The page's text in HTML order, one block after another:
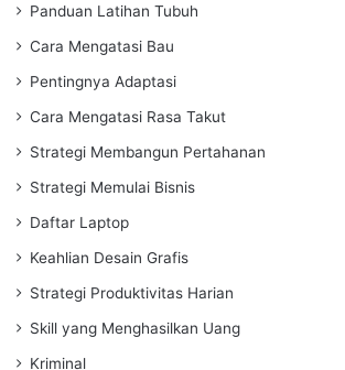
Panduan Latihan Tubuh
Cara Mengatasi Bau
Pentingnya Adaptasi
Cara Mengatasi Rasa Takut
Strategi Membangun Pertahanan
Strategi Memulai Bisnis
Daftar Laptop
Keahlian Desain Grafis
Strategi Produktivitas Harian
Skill yang Menghasilkan Uang
Kriminal